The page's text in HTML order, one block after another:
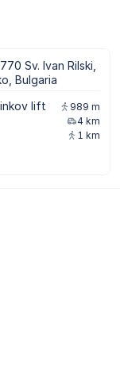
Sv. Ivan Rilski,
Bulgaria
lift
989 m
4 km
1 km